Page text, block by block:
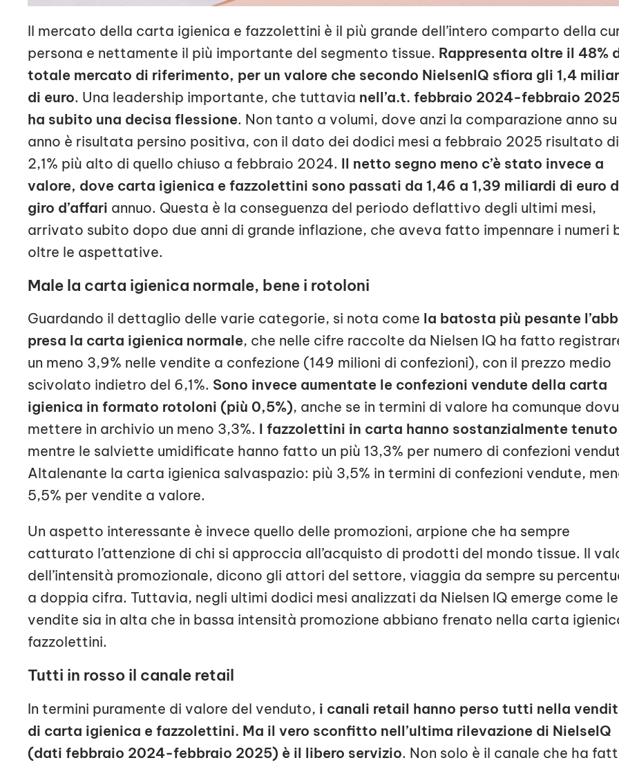
Il mercato della carta igienica e fazzolettini è il più grande dell’intero comparto della
persona e nettamente il più importante del segmento tissue. Rappresenta oltre il 48%
totale mercato di riferimento, per un valore che secondo NielsenIQ sfiora gli 1,4
di euro. Una leadership importante, che tuttavia nell’a.t. febbraio 2024-febbraio
ha subito una decisa flessione. Non tanto a volumi, dove anzi la comparazione anno su
anno è risultata persino positiva, con il dato dei dodici mesi a febbraio 2025 risultato di
2,1% più alto di quello chiuso a febbraio 2024. Il netto segno meno c’è stato invece a
valore, dove carta igienica e fazzolettini sono passati da 1,46 a 1,39 miliardi di euro
giro d’affari annuo. Questa è la conseguenza del periodo deflattivo degli ultimi mesi,
arrivato subito dopo due anni di grande inflazione, che aveva fatto impennare i numeri
oltre le aspettative.
Male la carta igienica normale, bene i rotoloni
Guardando il dettaglio delle varie categorie, si nota come la batosta più pesante
presa la carta igienica normale, che nelle cifre raccolte da Nielsen IQ ha fatto
un meno 3,9% nelle vendite a confezione (149 milioni di confezioni), con il prezzo medio
scivolato indietro del 6,1%. Sono invece aumentate le confezioni vendute della carta
igienica in formato rotoloni (più 0,5%), anche se in termini di valore ha comunque
mettere in archivio un meno 3,3%. I fazzolettini in carta hanno sostanzialmente tenuto
mentre le salviette umidificate hanno fatto un più 13,3% per numero di confezioni
Altalenante la carta igienica salvaspazio: più 3,5% in termini di confezioni vendute,
5,5% per vendite a valore.
Un aspetto interessante è invece quello delle promozioni, arpione che ha sempre
catturato l’attenzione di chi si approccia all’acquisto di prodotti del mondo tissue. Il
dell’intensità promozionale, dicono gli attori del settore, viaggia da sempre su
a doppia cifra. Tuttavia, negli ultimi dodici mesi analizzati da Nielsen IQ emerge come le
vendite sia in alta che in bassa intensità promozione abbiano frenato nella carta
fazzolettini.
Tutti in rosso il canale retail
In termini puramente di valore del venduto, i canali retail hanno perso tutti nella
di carta igienica e fazzolettini. Ma il vero sconfitto nell’ultima rilevazione di NielseIQ
(dati febbraio 2024-febbraio 2025) è il libero servizio. Non solo è il canale che ha